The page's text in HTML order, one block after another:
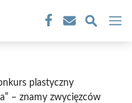
plastyczny
– znamy zwycięzców